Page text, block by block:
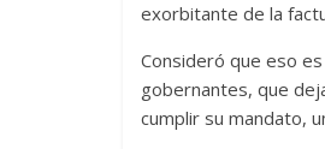
exorbitante de la
Consideró que eso
gobernantes, que
cumplir su mandato,